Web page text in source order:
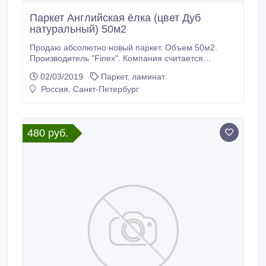
Паркет Английская ёлка (цвет Дуб
натуральный) 50м2
Продаю абсолютно новый паркет. Объем 50м2.
Производитель "Finex". Компания считается
характеристики: - Укладка "Английская ёлка". -
Конструкция "Arte Tech" (инженерная доска;
массива).
02/03/2019
Паркет, ламинат
Россия, Санкт-Петербург
480 руб.